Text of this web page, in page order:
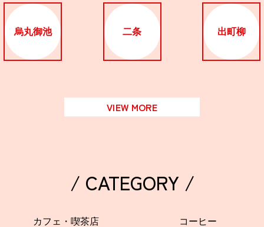
烏丸御池 二条 出町柳
VIEW MORE
/ CATEGORY /
カフェ・喫茶店 コーヒー